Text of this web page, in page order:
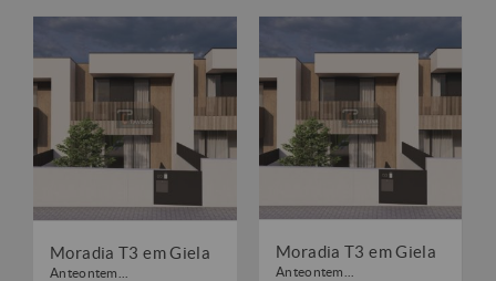
Moradia T3 em Giela
Anteontem...
Moradia T3 em Giela
Anteontem...